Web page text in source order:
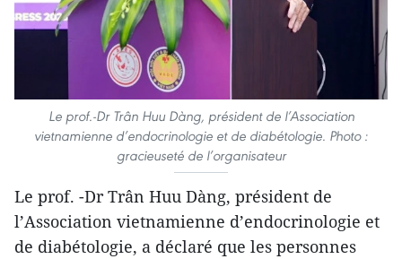
Le prof.-Dr Trân Huu Dàng, président de l’Association
vietnamienne d’endocrinologie et de diabétologie. Photo :
gracieuseté de l’organisateur
Le prof. -Dr Trân Huu Dàng, président de
l’Association vietnamienne d’endocrinologie et
de diabétologie, a déclaré que les personnes